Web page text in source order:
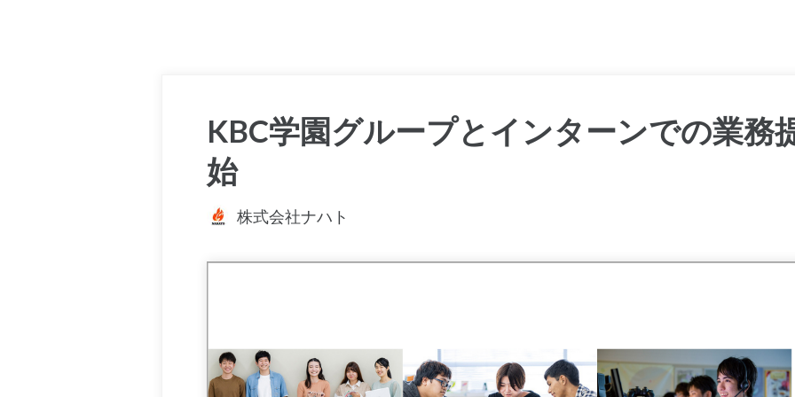
KBC学園グループとインターンでの業務
始
株式会社ナハト